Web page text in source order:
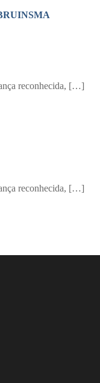
reconhecida, […]
reconhecida, […]